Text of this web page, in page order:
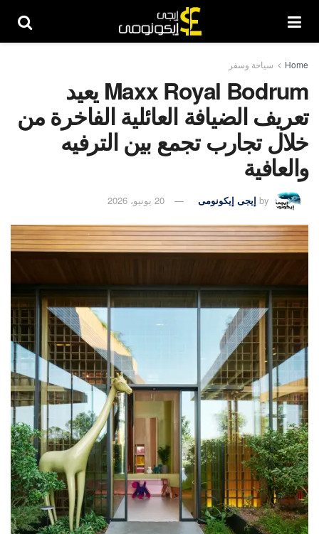
Home سياحة وسفر
Maxx Royal Bodrum يعيد
تعريف الضيافة العائلية الفاخرة من
خلال تجارب تجمع بين الترفيه
والعافية
by إيجى إيكونومى 20 يونيو، 2026